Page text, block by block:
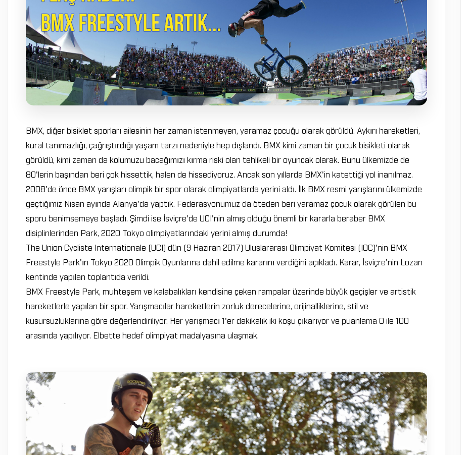
BMX, diğer bisiklet sporları ailesinin her zaman istenmeyen, yaramaz çocuğu olarak görüldü. Aykırı hareketleri,
kural tanımazlığı, çağrıştırdığı yaşam tarzı nedeniyle hep dışlandı. BMX kimi zaman bir çocuk bisikleti olarak
görüldü, kimi zaman da kolumuzu bacağımızı kırma riski olan tehlikeli bir oyuncak olarak. Bunu ülkemizde de
80'lerin başından beri çok hissettik, halen de hissediyoruz. Ancak son yıllarda BMX'in katettiği yol inanılmaz.
2008'de önce BMX yarışları olimpik bir spor olarak olimpiyatlarda yerini aldı. İlk BMX resmi yarışlarını ülkemizde
geçtiğimiz Nisan ayında Alanya'da yaptık. Federasyonumuz da öteden beri yaramaz çocuk olarak görülen bu
sporu benimsemeye başladı. Şimdi ise İsviçre'de UCI'nin almış olduğu önemli bir kararla beraber BMX
disiplinlerinden Park, 2020 Tokyo olimpiyatlarındaki yerini almış durumda!
The Union Cycliste Internationale (UCI) dün (9 Haziran 2017) Uluslararası Olimpiyat Komitesi (IOC)'nin BMX
Freestyle Park'ın Tokyo 2020 Olimpik Oyunlarına dahil edilme kararını verdiğini açıkladı. Karar, İsviçre'nin Lozan
kentinde yapılan toplantıda verildi.
BMX Freestyle Park, muhteşem ve kalabalıkları kendisine çeken rampalar üzerinde büyük geçişler ve artistik
hareketlerle yapılan bir spor. Yarışmacılar hareketlerin zorluk derecelerine, orijinalliklerine, stil ve
kusursuzluklarına göre değerlendiriliyor. Her yarışmacı 1'er dakikalık iki koşu çıkarıyor ve puanlama 0 ile 100
arasında yapılıyor. Elbette hedef olimpiyat madalyasına ulaşmak.